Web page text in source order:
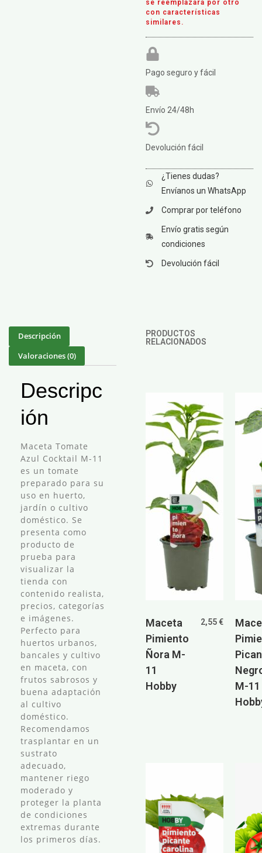
se reemplazará por otro
con características
similares.
Pago seguro y fácil
Envío 24/48h
Devolución fácil
¿Tienes dudas?
Envíanos un WhatsApp
Comprar por teléfono
Envío gratis según
condiciones
Devolución fácil
Descripción
Valoraciones (0)
Descripc
ión
Maceta Tomate
Azul Cocktail M-11
es un tomate
preparado para su
uso en huerto,
jardín o cultivo
doméstico. Se
presenta como
producto de
prueba para
visualizar la
tienda con
contenido realista,
precios, categorías
e imágenes.
Perfecto para
huertos urbanos,
bancales y cultivo
en maceta, con
frutos sabrosos y
buena adaptación
al cultivo
doméstico.
Recomendamos
trasplantar en un
sustrato
adecuado,
mantener riego
moderado y
proteger la planta
de condiciones
extremas durante
los primeros días.
PRODUCTOS
RELACIONADOS
Maceta
Pimiento
Ñora M-
11
Hobby
2,55€
M-11